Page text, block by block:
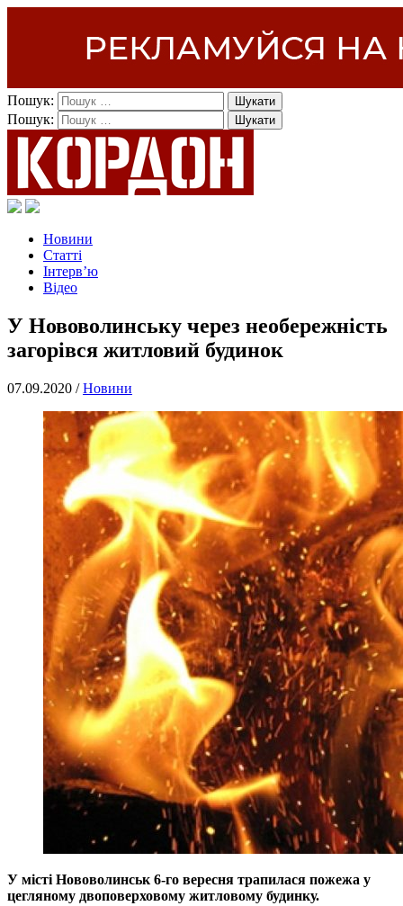
Пошук:
Пошук:
Новини
Статті
Інтерв’ю
Відео
У Нововолинську через необережність
загорівся житловий будинок
07.09.2020 /Новини
У місті Нововолинськ 6-го вересня трапилася пожежа у
цегляному двоповерховому житловому будинку.